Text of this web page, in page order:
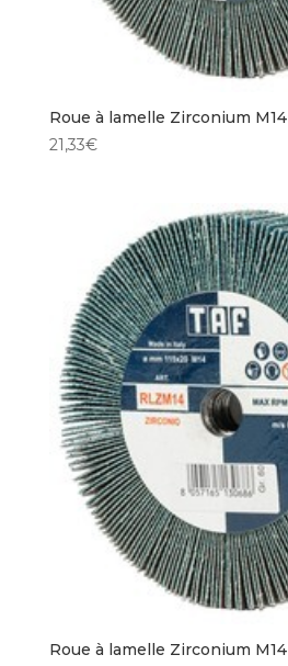
Roue à lamelle Zirconium M14
21,33€
Roue à lamelle Zirconium M14